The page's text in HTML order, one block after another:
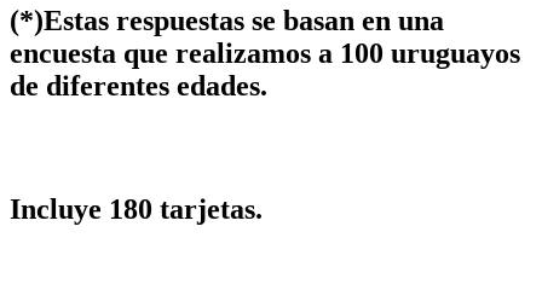
(*)Estas respuestas se basan en una
encuesta que realizamos a 100 uruguayos
de diferentes edades.
Incluye 180 tarjetas.